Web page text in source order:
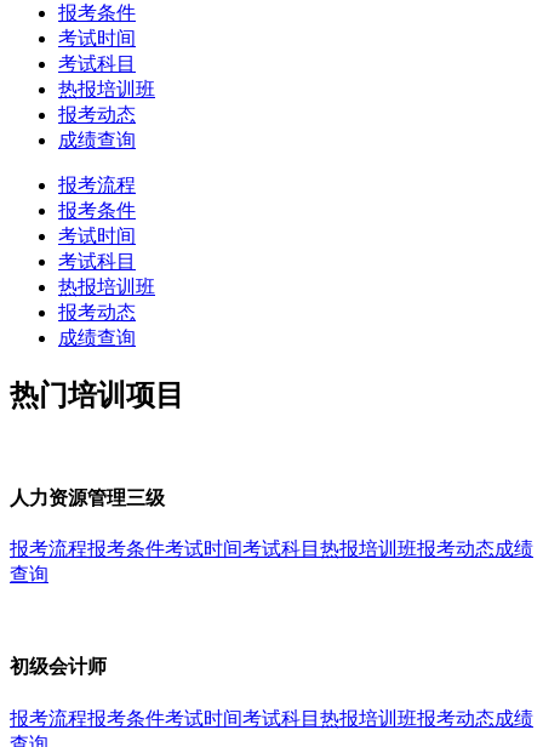
报考条件
考试时间
考试科目
热报培训班
报考动态
成绩查询
报考流程
报考条件
考试时间
考试科目
热报培训班
报考动态
成绩查询
热门培训项目
人力资源管理三级
报考流程报考条件考试时间考试科目 热报培训班报考动态成绩
查询
初级会计师
报考流程报考条件考试时间考试科目 热报培训班报考动态成绩